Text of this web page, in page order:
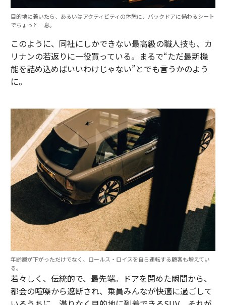
目的地に着いたら、あるいはアクティビティの休憩に、バックドアに備わるシート
でちょっと一息。
このように、同社にしかできない最高級の職人技も、カ
リナンの若返りに一役買っている。まるで“ただ最新機
能を詰め込めばいいわけじゃない”とでも言うかのよう
に。
年齢層が下がっただけでなく、ロールス・ロイスを自ら運転する顧客も増えてい
る。
若々しく、伝統的で、最先端。ドアを閉めた瞬間から、
都会の喧噪から遮断され、乗員みんなが快適に過ごして